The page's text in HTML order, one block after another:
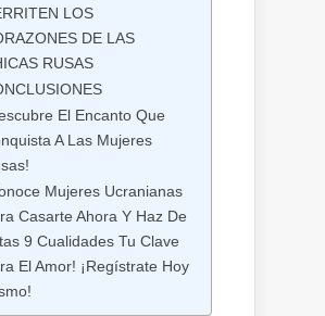
LOS
DE LAS
RUSAS
El Encanto Que
A Las Mujeres
Mujeres Ucranianas
Casarte Ahora Y Haz De
9 Cualidades Tu Clave
El Amor! ¡Regístrate Hoy